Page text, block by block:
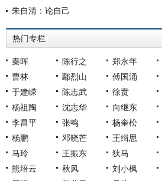
朱自清：论自己
热门专栏
秦晖 陈行之 郑永年
曹林
鄢烈山 傅国涌
于建嵘
陈志武 徐贲
杨祖陶
沈志华 向继东
李昌平
张鸣 杨奎松
杨鹏
邓晓芒 王缉思
马玲
王振东 狄马
熊培云
秋风 刘小枫